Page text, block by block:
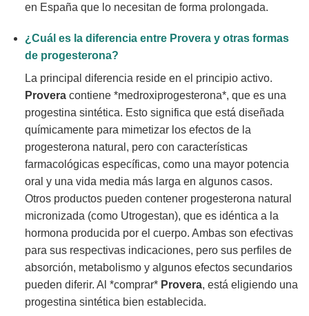
en España que lo necesitan de forma prolongada.
¿Cuál es la diferencia entre Proveray otras formas
de progesterona?
La principal diferencia reside en el principio activo.
Proveracontiene *medroxiprogesterona*, que es una
progestina sintética. Esto significa que está diseñada
químicamente para mimetizar los efectos de la
progesterona natural, pero con características
farmacológicas específicas, como una mayor potencia
oral y una vida media más larga en algunos casos.
Otros productos pueden contener progesterona natural
micronizada (como Utrogestan), que es idéntica a la
hormona producida por el cuerpo. Ambas son efectivas
para sus respectivas indicaciones, pero sus perfiles de
absorción, metabolismo y algunos efectos secundarios
pueden diferir. Al *comprar* Provera, está eligiendo una
progestina sintética bien establecida.